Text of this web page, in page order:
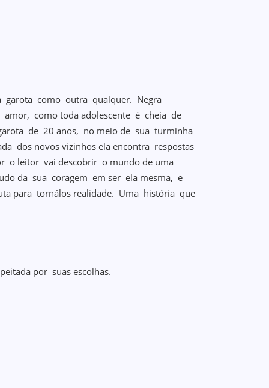
garota como outra qualquer. Negra
como toda adolescente é cheia de
de 20 anos, no meio de sua turminha
dos novos vizinhos ela encontra respostas
o leitor vai descobrir o mundo de uma
da sua coragem em ser ela mesma, e
para tornálos realidade. Uma história que
por suas escolhas.